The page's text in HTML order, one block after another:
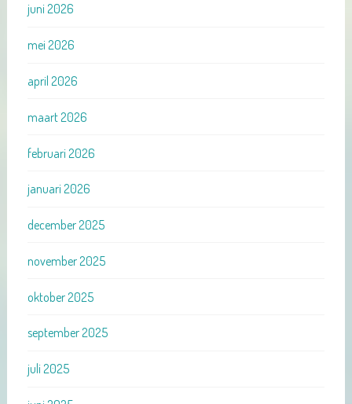
juni 2026
mei 2026
april 2026
maart 2026
februari 2026
januari 2026
december 2025
november 2025
oktober 2025
september 2025
juli 2025